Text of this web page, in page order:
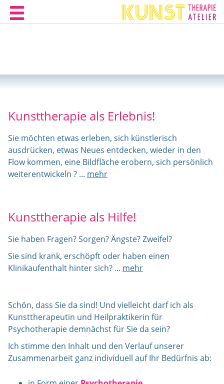
Kunsttherapie als Erlebnis!
Sie möchten etwas erleben, sich künstlerisch
ausdrücken, etwas Neues entdecken, wieder in den
Flow kommen, eine Bildfläche erobern, sich persönlich
weiterentwickeln ? ... mehr
Kunsttherapie als Hilfe!
Sie haben Fragen? Sorgen? Ängste? Zweifel?
Sie sind krank, erschöpft oder haben einen
Klinikaufenthalt hinter sich? ... mehr
Schön, dass Sie da sind! Und vielleicht darf ich als
Kunsttherapeutin und Heilpraktikerin für
Psychotherapie demnächst für Sie da sein?
Ich stimme den Inhalt und den Verlauf unserer
Zusammenarbeit ganz individuell auf Ihr Bedürfnis ab: